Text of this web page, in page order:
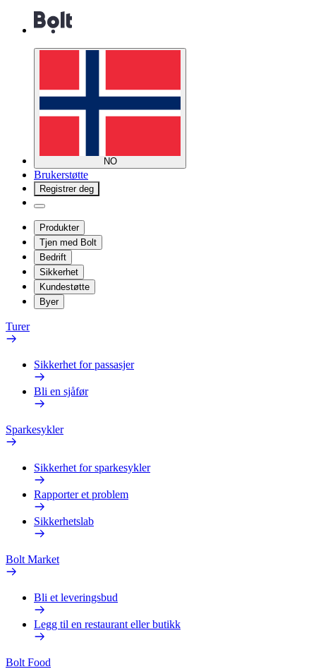
NO
Brukerstøtte
Registrer deg
Produkter
Tjen med Bolt
Bedrift
Sikkerhet
Kundestøtte
Byer
Turer
Sikkerhet for passasjer
Bli en sjåfør
Sparkesykler
Sikkerhet for sparkesykler
Rapporter et problem
Sikkerhetslab
Bolt Market
Bli et leveringsbud
Legg til en restaurant eller butikk
Bolt Food